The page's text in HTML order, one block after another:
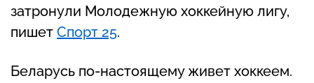
затронули Молодежную хоккейную лигу,
пишет Спорт 25.
Беларусь по-настоящему живет хоккеем.